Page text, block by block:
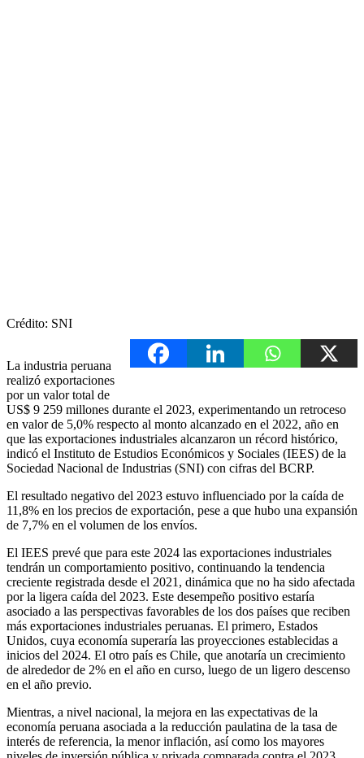
Crédito: SNI
La industria peruana
realizó exportaciones
por un valor total de
US$ 9 259 millones durante el 2023, experimentando un retroceso
en valor de 5,0% respecto al monto alcanzado en el 2022, año en
que las exportaciones industriales alcanzaron un récord histórico,
indicó el Instituto de Estudios Económicos y Sociales (IEES) de la
Sociedad Nacional de Industrias (SNI) con cifras del BCRP.
El resultado negativo del 2023 estuvo influenciado por la caída de
11,8% en los precios de exportación, pese a que hubo una expansión
de 7,7% en el volumen de los envíos.
El IEES prevé que para este 2024 las exportaciones industriales
tendrán un comportamiento positivo, continuando la tendencia
creciente registrada desde el 2021, dinámica que no ha sido afectada
por la ligera caída del 2023. Este desempeño positivo estaría
asociado a las perspectivas favorables de los dos países que reciben
más exportaciones industriales peruanas. El primero, Estados
Unidos, cuya economía superaría las proyecciones establecidas a
inicios del 2024. El otro país es Chile, que anotaría un crecimiento
de alrededor de 2% en el año en curso, luego de un ligero descenso
en el año previo.
Mientras, a nivel nacional, la mejora en las expectativas de la
economía peruana asociada a la reducción paulatina de la tasa de
interés de referencia, la menor inflación, así como los mayores